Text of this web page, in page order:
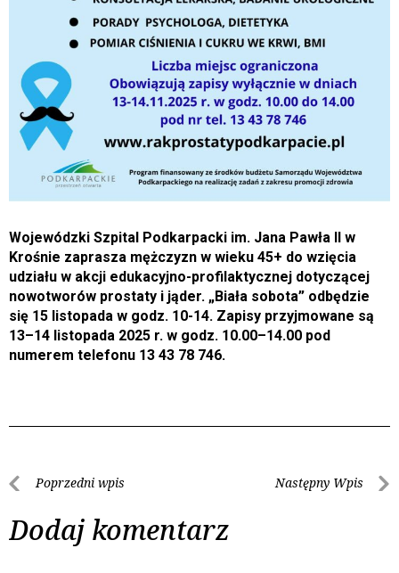
Wojewódzki Szpital Podkarpacki im. Jana Pawła II w
Krośnie zaprasza mężczyzn w wieku 45+ do wzięcia
udziału w akcji edukacyjno-profilaktycznej dotyczącej
nowotworów prostaty i jąder. „Biała sobota” odbędzie
się 15 listopada w godz. 10-14. Zapisy przyjmowane są
13–14 listopada 2025 r. w godz. 10.00–14.00 pod
numerem telefonu 13 43 78 746.
Poprzedni wpis Następny Wpis
Dodaj komentarz